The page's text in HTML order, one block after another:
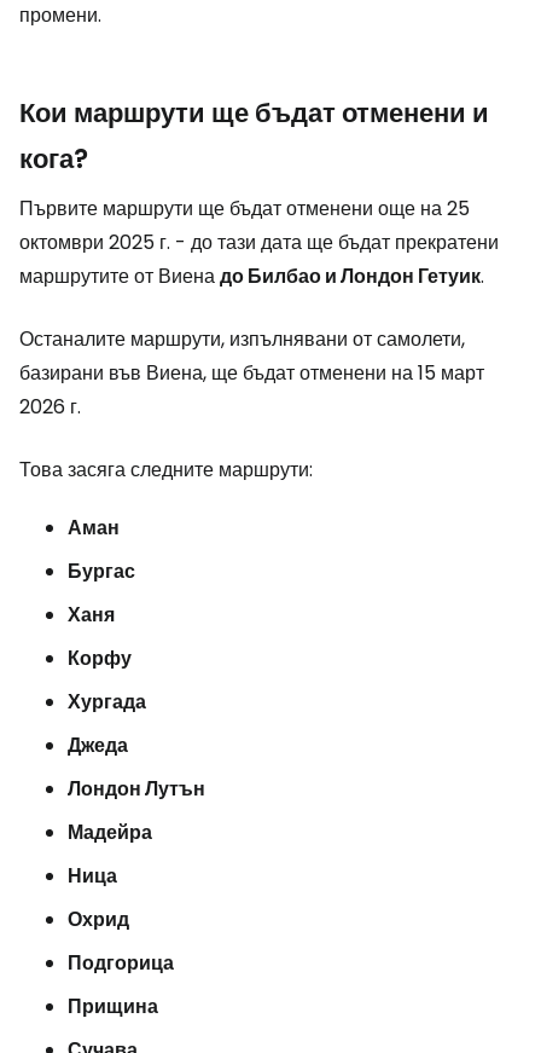
промени.
Кои маршрути ще бъдат отменени и
кога?
Първите маршрути ще бъдат отменени още на 25
октомври 2025 г. - до тази дата ще бъдат прекратени
маршрутите от Виенадо Билбао и Лондон Гетуик.
Останалите маршрути, изпълнявани от самолети,
базирани във Виена, ще бъдат отменени на 15 март
2026 г.
Това засяга следните маршрути:
Аман
Бургас
Ханя
Корфу
Хургада
Джеда
Лондон Лутън
Мадейра
Ница
Охрид
Подгорица
Прищина